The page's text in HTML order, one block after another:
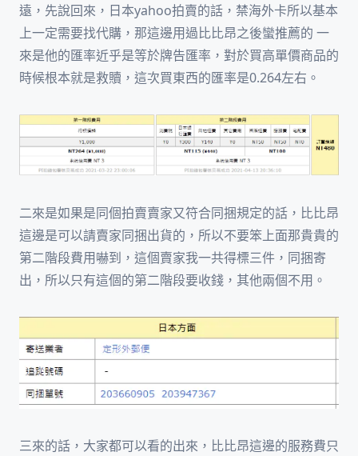
遠，先說回來，日本yahoo拍賣的話，禁海外卡所以基本
上一定需要找代購，那這邊用過比比昂之後蠻推薦的 一
來是他的匯率近乎是等於牌告匯率，對於買高單價商品的
時候根本就是救贖，這次買東西的匯率是0.264左右。
二來是如果是同個拍賣賣家又符合同捆規定的話，比比昂
這邊是可以請賣家同捆出貨的，所以不要笨上面那貴貴的
第二階段費用嚇到，這個賣家我一共得標三件，同捆寄
出，所以只有這個的第二階段要收錢，其他兩個不用。
三來的話，大家都可以看的出來，比比昂這邊的服務費只